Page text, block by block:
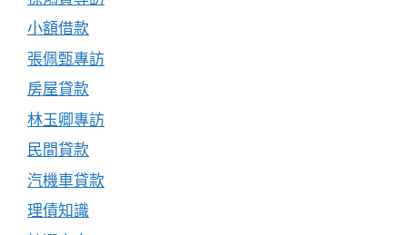
小額借款
張佩甄專訪
房屋貸款
林玉卿專訪
民間貸款
汽機車貸款
理債知識